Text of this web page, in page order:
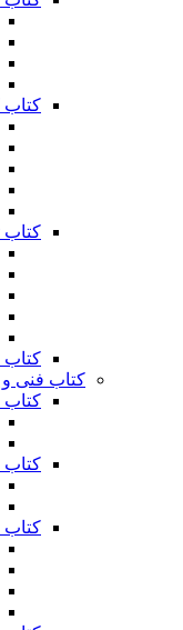
کتاب
کتاب
کتاب
کتاب فنی
کتاب
کتاب